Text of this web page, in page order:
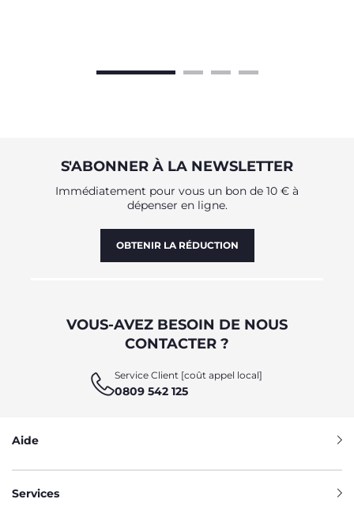
S'ABONNER À LA NEWSLETTER
Immédiatement pour vous un bon de 10 € à
dépenser en ligne.
OBTENIR LA RÉDUCTION
VOUS-AVEZ BESOIN DE NOUS
CONTACTER ?
Service Client [coût appel local]
0809 542 125
Aide
Services